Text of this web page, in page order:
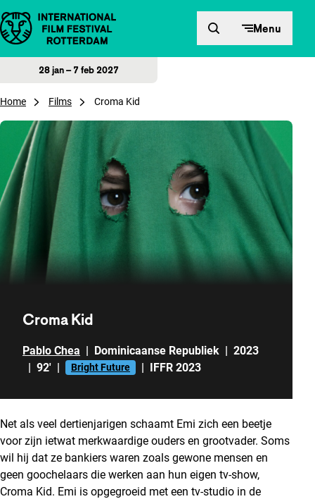
Direct naar inhoud Menu
28 jan – 7 feb 2027
Home Films Croma Kid
Croma Kid
Pablo Chea | Dominicaanse Republiek | 2023
| 92' | Bright Future | IFFR 2023
Net als veel dertienjarigen schaamt Emi zich een beetje
voor zijn ietwat merkwaardige ouders en grootvader. Soms
wil hij dat ze bankiers waren zoals gewone mensen en
geen goochelaars die werken aan hun eigen tv-show,
Croma Kid. Emi is opgegroeid met een tv-studio in de